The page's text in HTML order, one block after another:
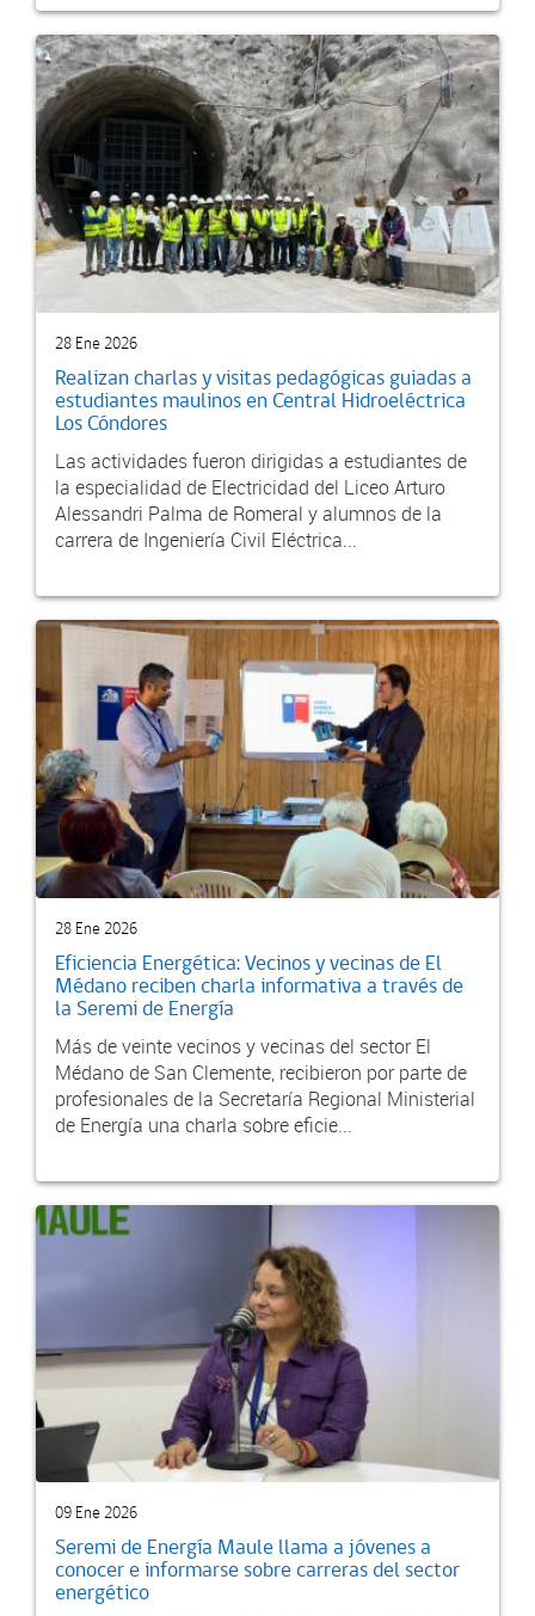
28 Ene 2026
Realizan charlas y visitas pedagógicas guiadas a
estudiantes maulinos en Central Hidroeléctrica
Los Cóndores
Las actividades fueron dirigidas a estudiantes de
la especialidad de Electricidad del Liceo Arturo
Alessandri Palma de Romeral y alumnos de la
carrera de Ingeniería Civil Eléctrica...
28 Ene 2026
Eficiencia Energética: Vecinos y vecinas de El
Médano reciben charla informativa a través de
la Seremi de Energía
Más de veinte vecinos y vecinas del sector El
Médano de San Clemente, recibieron por parte de
profesionales de la Secretaría Regional Ministerial
de Energía una charla sobre eficie...
09 Ene 2026
Seremi de Energía Maule llama a jóvenes a
conocer e informarse sobre carreras del sector
energético